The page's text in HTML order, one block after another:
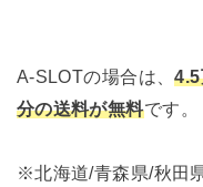
A-SLOTの場合は、
分の送料が無料です。
※北海道/青森県/秋田